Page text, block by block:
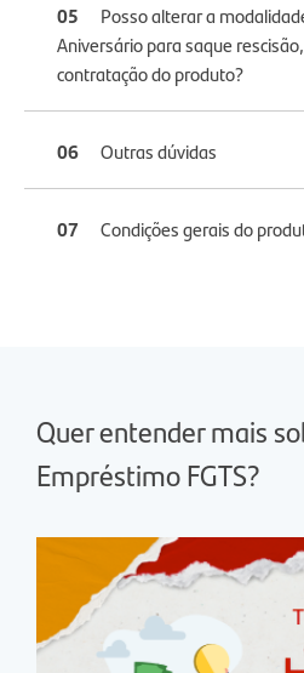
05
Posso alterar a
Aniversário para saque
contratação do produto?
06 Outras dúvidas
07 Condições gerais do
Quer entender mais
Empréstimo FGTS?